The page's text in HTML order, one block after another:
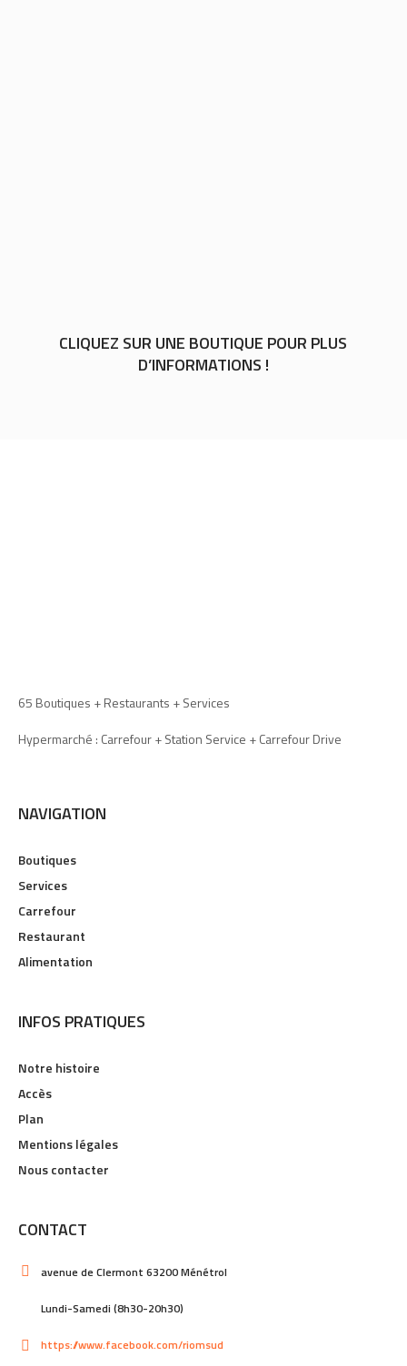
CLIQUEZ SUR UNE BOUTIQUE POUR PLUS
D’INFORMATIONS !
65 Boutiques + Restaurants + Services
Hypermarché : Carrefour + Station Service + Carrefour Drive
NAVIGATION
Boutiques
Services
Carrefour
Restaurant
Alimentation
INFOS PRATIQUES
Notre histoire
Accès
Plan
Mentions légales
Nous contacter
CONTACT
avenue de Clermont 63200 Ménétrol
Lundi-Samedi (8h30-20h30)
https://www.facebook.com/riomsud